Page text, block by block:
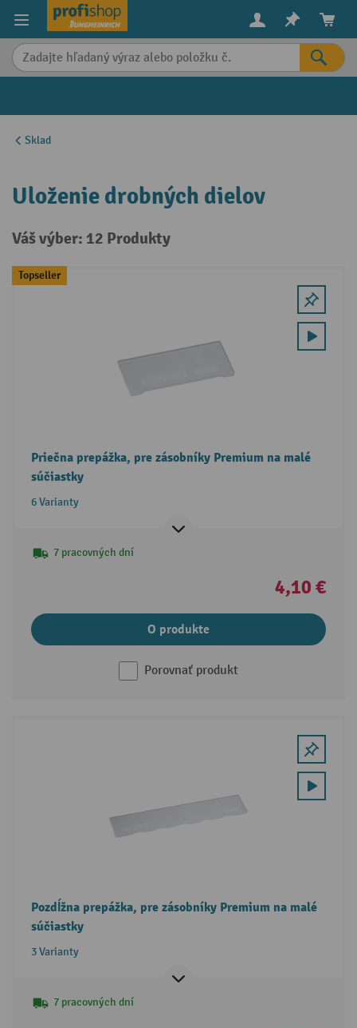
content
Sklad
Uloženie drobných dielov
Váš výber: 12 Produkty
Topseller
Priečna prepážka, pre zásobníky Premium na malé
súčiastky
6 Varianty
7 pracovných dní
4,10 €
O produkte
Porovnať produkt
Pozdĺžna prepážka, pre zásobníky Premium na malé
súčiastky
3 Varianty
7 pracovných dní